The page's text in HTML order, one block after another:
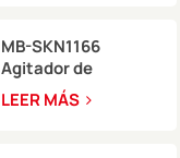
MB-SKN1166
Agitador de
pigmento Rottweil
para tipo M/R
LEER MÁS